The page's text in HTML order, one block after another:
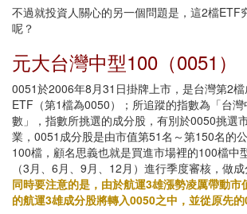
不過就投資人關心的另一個問題是，這2檔ETF
呢？
元大台灣中型100（0051）
0051於2006年8月31日掛牌上市，是台灣第2
ETF（第1檔為0050）；所追蹤的指數為「台
數」，指數所挑選的成分股，有別於0050挑選
業，0051成分股是由市值第51名～第150名的
100檔，顧名思義也就是買進市場裡的100檔中
（3月、6月、9月、12月）進行季度審核，做成
同時要注意的是，由於航運3雄漲勢凌厲帶動市
的航運3雄成分股將轉入0050之中，並從原先的